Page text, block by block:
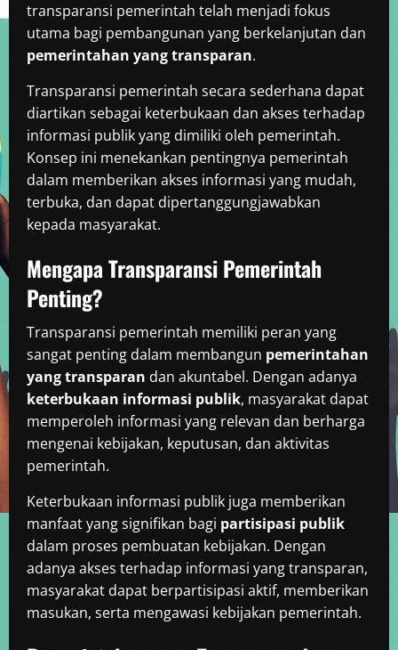
transparansi pemerintah telah menjadi fokus
utama bagi pembangunan yang berkelanjutan dan
pemerintahan yang transparan.
Transparansi pemerintah secara sederhana dapat
diartikan sebagai keterbukaan dan akses terhadap
informasi publik yang dimiliki oleh pemerintah.
Konsep ini menekankan pentingnya pemerintah
dalam memberikan akses informasi yang mudah,
terbuka, dan dapat dipertanggungjawabkan
kepada masyarakat.
Mengapa Transparansi Pemerintah
Penting?
Transparansi pemerintah memiliki peran yang
sangat penting dalam membangun pemerintahan
yang transparan dan akuntabel. Dengan adanya
keterbukaan informasi publik, masyarakat dapat
memperoleh informasi yang relevan dan berharga
mengenai kebijakan, keputusan, dan aktivitas
pemerintah.
Keterbukaan informasi publik juga memberikan
manfaat yang signifikan bagi partisipasi publik
dalam proses pembuatan kebijakan. Dengan
adanya akses terhadap informasi yang transparan,
masyarakat dapat berpartisipasi aktif, memberikan
masukan, serta mengawasi kebijakan pemerintah.